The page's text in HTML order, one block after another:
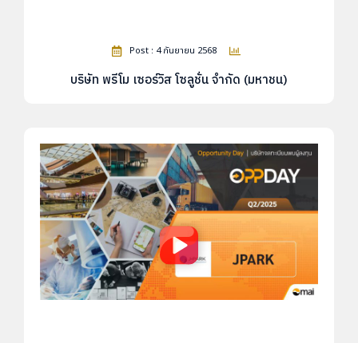
Post : 4 กันยายน 2568
บริษัท พรีโม เซอร์วิส โซลูชั่น จำกัด (มหาชน)